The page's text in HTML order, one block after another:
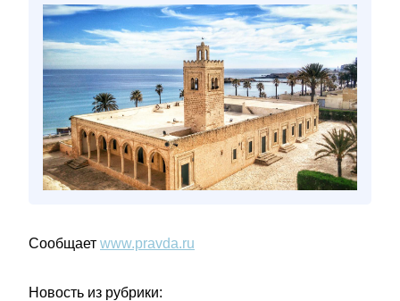
Сообщает www.pravda.ru
Новость из рубрики: